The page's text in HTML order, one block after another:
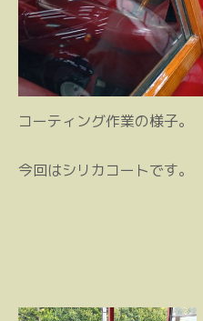
コーティング作業の様子。
今回はシリカコートです。